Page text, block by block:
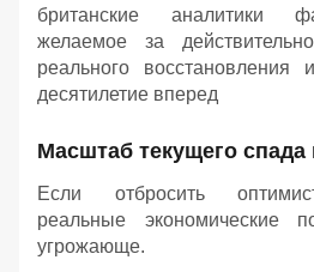
британские аналитики
желаемое за
реального восстановления
десятилетие вперед
Масштаб текущего
Если отбросить
реальные экономические
угрожающе.